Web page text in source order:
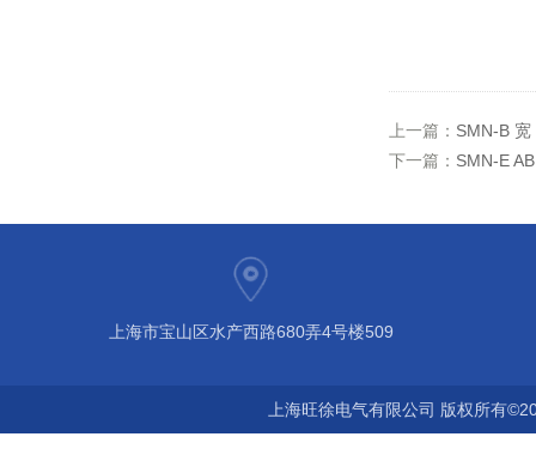
上一篇： SMN-B
下一篇： SMN-E
上海市宝山区水产西路680弄4号楼509
上海旺徐电气有限公司 版权所有